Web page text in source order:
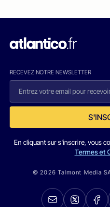
RECEVEZ NOTRE NEWSLETTER
En cliquant sur s'inscrire, vous
Termes et
© 2026 Talmont Media